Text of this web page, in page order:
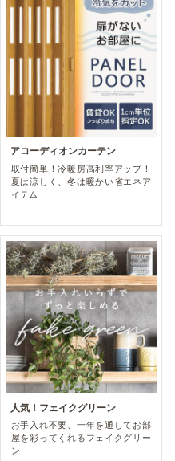
アコーディオンカーテン
取付簡単！冷暖房高利率アップ！
夏は涼しく、冬は暖かい省エネア
イテム
人気！フェイクグリーン
お手入れ不要、一年を通してお部
屋を彩ってくれるフェイクグリー
ン